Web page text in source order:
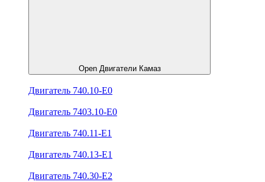
Open Двигатели Камаз
Двигатель 740.10-E0
Двигатель 7403.10-E0
Двигатель 740.11-E1
Двигатель 740.13-E1
Двигатель 740.30-E2